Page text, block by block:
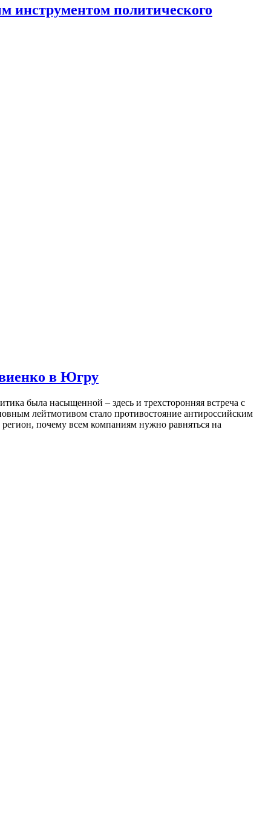
инструментом политического
в Югру
была насыщенной – здесь и трехсторонняя встреча с
лейтмотивом стало противостояние антироссийским
почему всем компаниям нужно равняться на